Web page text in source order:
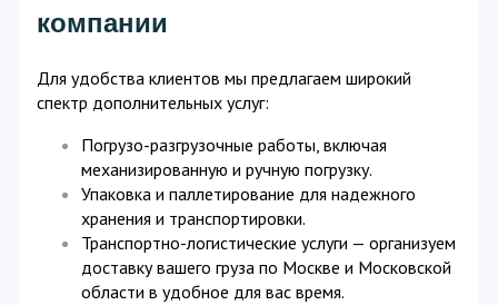
компании
Для удобства клиентов мы предлагаем широкий
спектр дополнительных услуг:
Погрузо-разгрузочные работы, включая
механизированную и ручную погрузку.
Упаковка и паллетирование для надежного
хранения и транспортировки.
Транспортно-логистические услуги — организуем
доставку вашего груза по Москве и Московской
области в удобное для вас время.